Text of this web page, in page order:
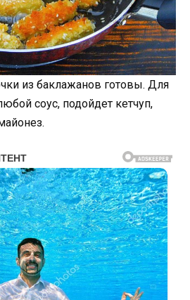
из баклажанов готовы. Для
соус, подойдет кетчуп,